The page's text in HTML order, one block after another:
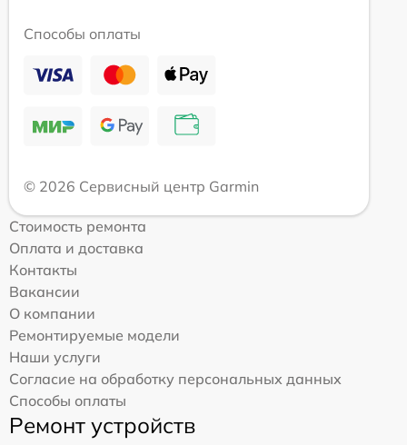
Способы оплаты
© 2026 Сервисный центр Garmin
Стоимость ремонта
Оплата и доставка
Контакты
Вакансии
О компании
Ремонтируемые модели
Наши услуги
Согласие на обработку персональных данных
Способы оплаты
Ремонт устройств